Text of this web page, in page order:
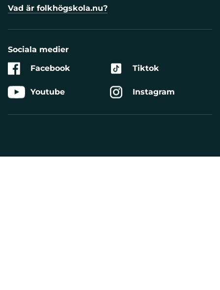
Vad är folkhögskola.nu?
Sociala medier
Facebook
Youtube
Tiktok
Instagram